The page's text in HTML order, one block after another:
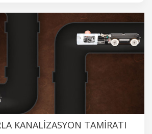
KANALIZASYON TAMIRATI